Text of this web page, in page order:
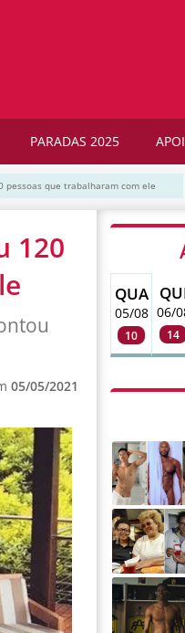
PARADAS 2025
pessoas que trabalharam com ele
120
05/05/2021
QUA
05/08
10
06/
14